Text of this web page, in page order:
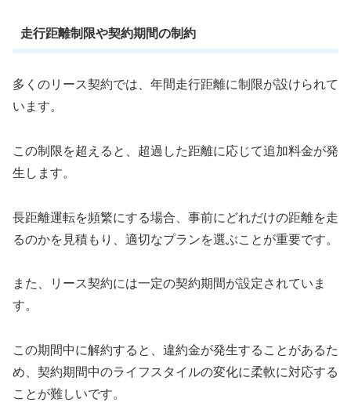
走行距離制限や契約期間の制約
多くのリース契約では、年間走行距離に制限が設けられて
います。
この制限を超えると、超過した距離に応じて追加料金が発
生します。
長距離運転を頻繁にする場合、事前にどれだけの距離を走
るのかを見積もり、適切なプランを選ぶことが重要です。
また、リース契約には一定の契約期間が設定されていま
す。
この期間中に解約すると、違約金が発生することがあるた
め、契約期間中のライフスタイルの変化に柔軟に対応する
ことが難しいです。